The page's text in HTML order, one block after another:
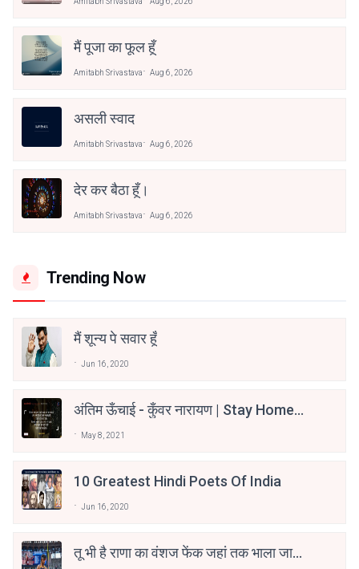
मैं पूजा का फूल हूँ
Amitabh Srivastava Aug 6, 2026
असली स्वाद
Amitabh Srivastava Aug 6, 2026
देर कर बैठा हूँ।
Amitabh Srivastava Aug 6, 2026
Trending Now
मैं शून्य पे सवार हूँ
Jun 16, 2020
अंतिम ऊँचाई - कुँवर नारायण | Stay Home
May 8, 2021
10 Greatest Hindi Poets Of India
Jun 16, 2020
तू भी है राणा का वंशज फेंक जहां तक भाला जाए: